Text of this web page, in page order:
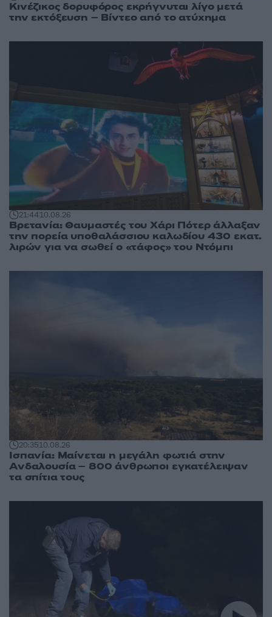
Κινέζικος δορυφόρος εκρήγνυται λίγο μετά
την εκτόξευση – Βίντεο από το ατύχημα
21:4410.08.26
Βρετανία: Θαυμαστές του Χάρι Πότερ άλλαξαν
την πορεία υποθαλάσσιου καλωδίου 430 εκατ.
λιρών για να σωθεί ο «τάφος» του Ντόμπι
20:3510.08.26
Ισπανία: Μαίνεται η μεγάλη φωτιά στην
Ανδαλουσία – 800 άνθρωποι εγκατέλειψαν
τα σπίτια τους